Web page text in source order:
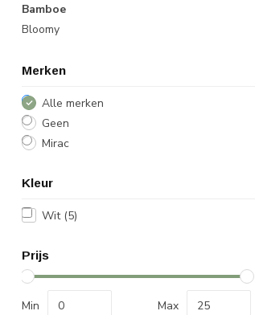
Bamboe
Bloomy
Merken
Alle merken
Geen
Mirac
Kleur
Wit (5)
Prijs
Min Max